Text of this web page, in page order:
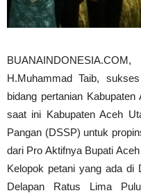
H.Muhammad Taib,
bidang pertanian
saat ini Kabupaten Aceh
Pangan (DSSP) untuk
dari Pro Aktifnya Bupati
Kelopok petani yang ada di
Delapan Ratus Lima